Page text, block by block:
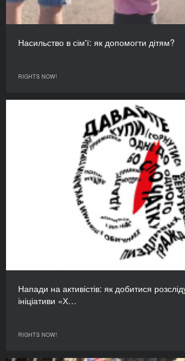
Насильство в сім'ї: як допомогти дітям?
RIGHTS NOW!
Напади на активістів: як добитися
ініціативи «Х…
RIGHTS NOW!